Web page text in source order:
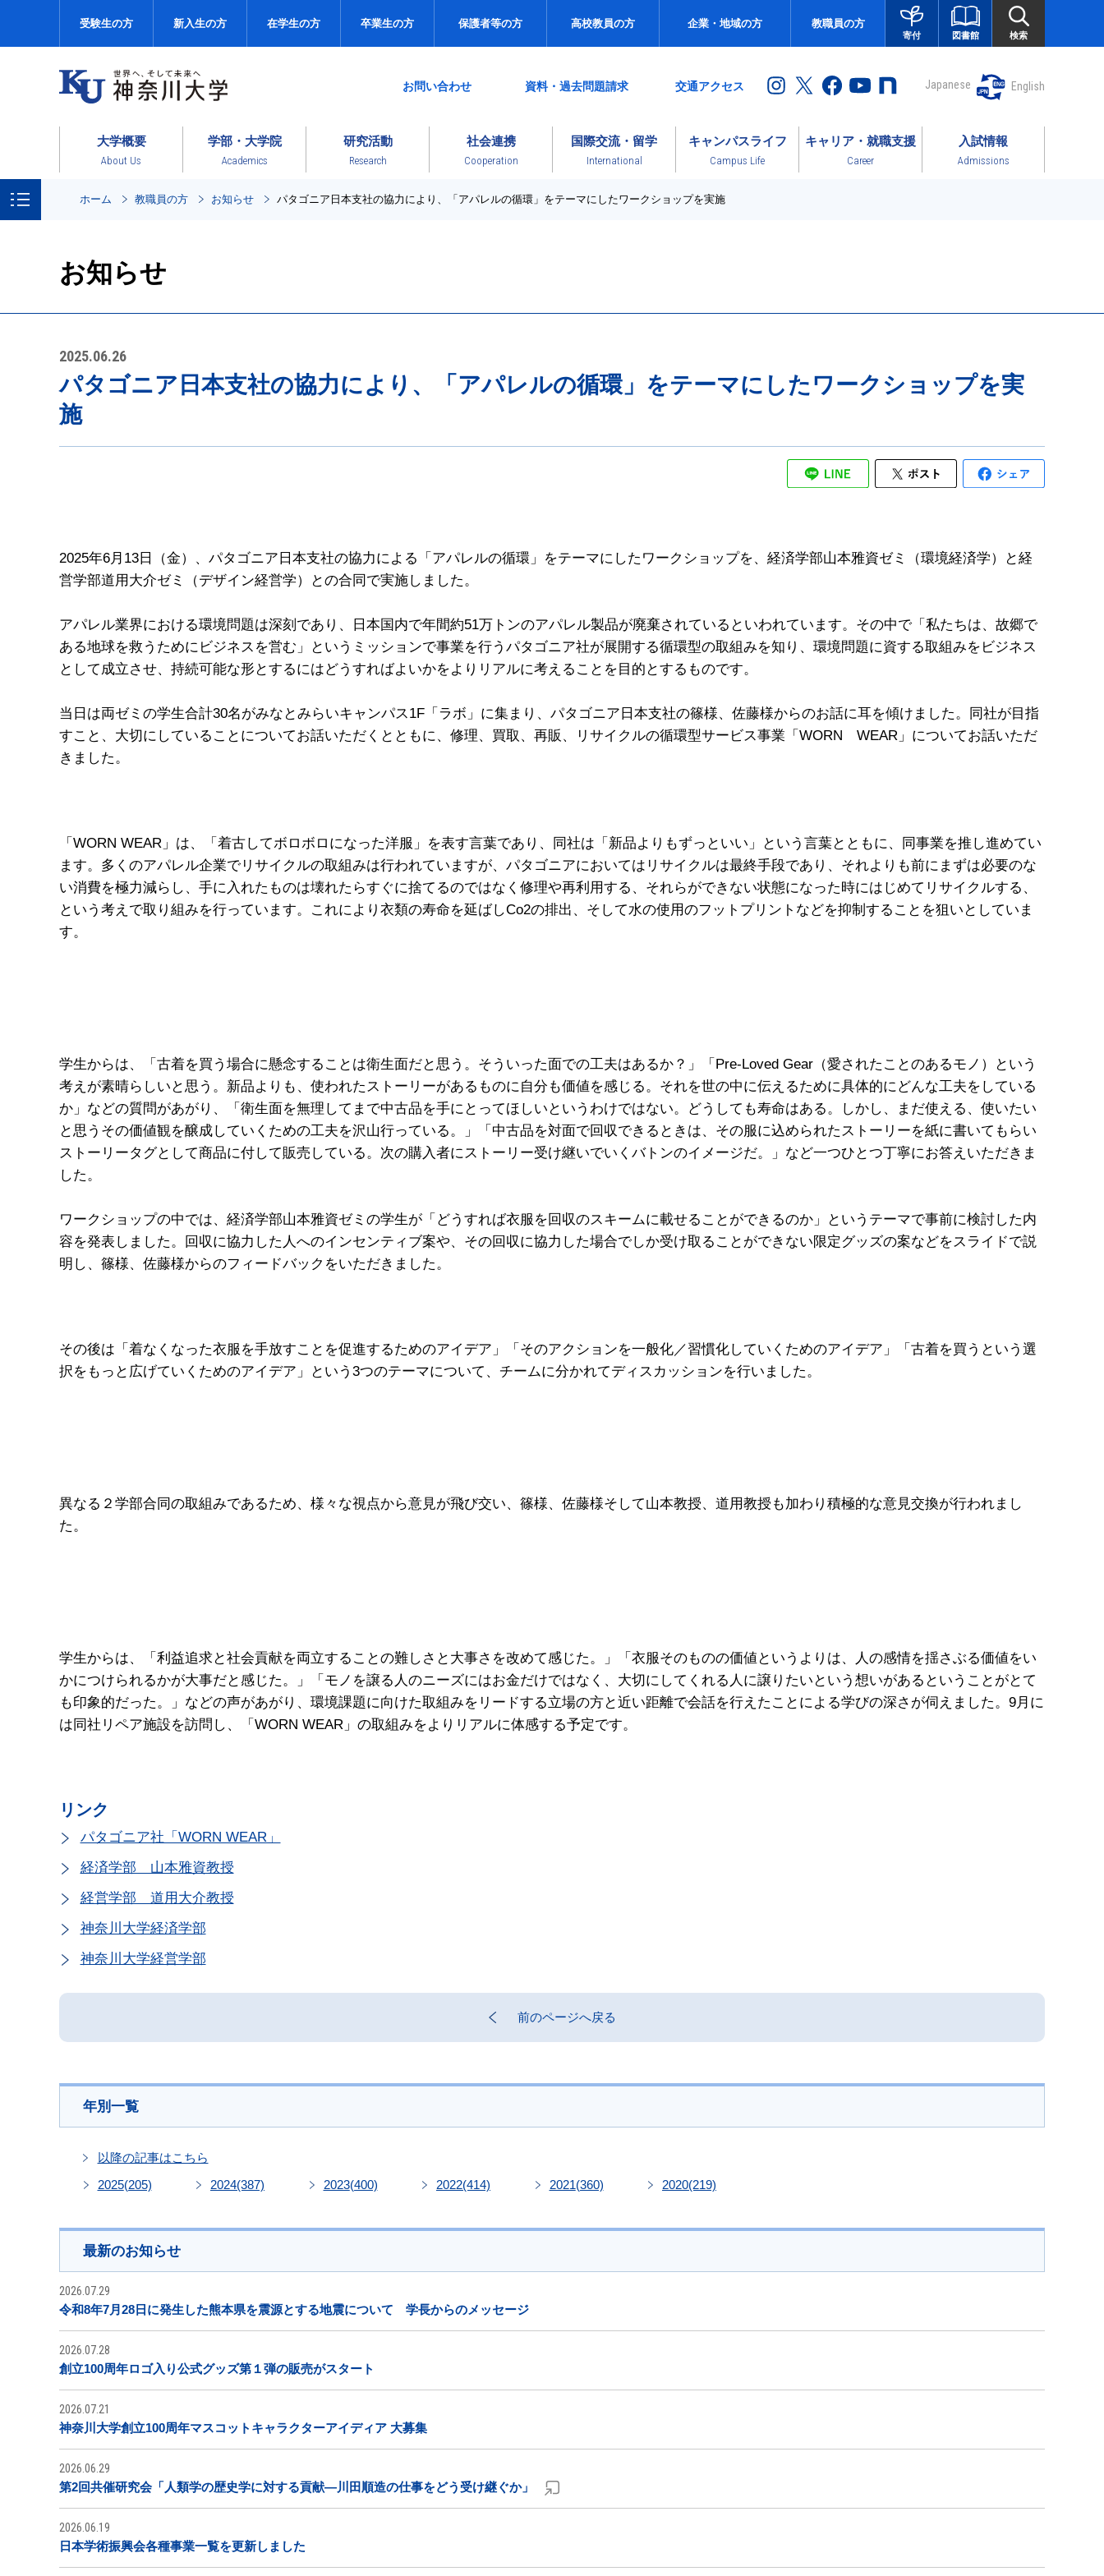
受験生の方 新入生の方 在学生の方 卒業生の方 保護者等の方 高校教員の方 企業・地域の方 教職員の方
寄付 図書館 検索
お問い合わせ 資料・過去問題請求 交通アクセス Japanese English
大学概要
About Us
学部・大学院
Academics
研究活動
Research
社会連携
Cooperation
国際交流・留学
International
キャンパスライフ
Campus Life
キャリア・就職支援
Career
入試情報
Admissions
ホーム 教職員の方 お知らせ パタゴニア日本支社の協力により、「アパレルの循環」をテーマにしたワークショップを実施
お知らせ
2025.06.26
パタゴニア日本支社の協力により、「アパレルの循環」をテーマにしたワークショップを実
施
2025年6月13日（金）、パタゴニア日本支社の協力による「アパレルの循環」をテーマにしたワークショップを、経済学部山本雅資ゼミ（環境経済学）と経
営学部道用大介ゼミ（デザイン経営学）との合同で実施しました。
アパレル業界における環境問題は深刻であり、日本国内で年間約51万トンのアパレル製品が廃棄されているといわれています。その中で「私たちは、故郷で
ある地球を救うためにビジネスを営む」というミッションで事業を行うパタゴニア社が展開する循環型の取組みを知り、環境問題に資する取組みをビジネス
として成立させ、持続可能な形とするにはどうすればよいかをよりリアルに考えることを目的とするものです。
当日は両ゼミの学生合計30名がみなとみらいキャンパス1F「ラボ」に集まり、パタゴニア日本支社の篠様、佐藤様からのお話に耳を傾けました。同社が目指
すこと、大切にしていることについてお話いただくとともに、修理、買取、再販、リサイクルの循環型サービス事業「WORN WEAR」についてお話いただ
きました。
「WORN WEAR」は、「着古してボロボロになった洋服」を表す言葉であり、同社は「新品よりもずっといい」という言葉とともに、同事業を推し進めてい
ます。多くのアパレル企業でリサイクルの取組みは行われていますが、パタゴニアにおいてはリサイクルは最終手段であり、それよりも前にまずは必要のな
い消費を極力減らし、手に入れたものは壊れたらすぐに捨てるのではなく修理や再利用する、それらができない状態になった時にはじめてリサイクルする、
という考えで取り組みを行っています。これにより衣類の寿命を延ばしCo2の排出、そして水の使用のフットプリントなどを抑制することを狙いとしていま
す。
学生からは、「古着を買う場合に懸念することは衛生面だと思う。そういった面での工夫はあるか？」「Pre-Loved Gear（愛されたことのあるモノ）という
考えが素晴らしいと思う。新品よりも、使われたストーリーがあるものに自分も価値を感じる。それを世の中に伝えるために具体的にどんな工夫をしている
か」などの質問があがり、「衛生面を無理してまで中古品を手にとってほしいというわけではない。どうしても寿命はある。しかし、まだ使える、使いたい
と思うその価値観を醸成していくための工夫を沢山行っている。」「中古品を対面で回収できるときは、その服に込められたストーリーを紙に書いてもらい
ストーリータグとして商品に付して販売している。次の購入者にストーリー受け継いでいくバトンのイメージだ。」など一つひとつ丁寧にお答えいただきま
した。
ワークショップの中では、経済学部山本雅資ゼミの学生が「どうすれば衣服を回収のスキームに載せることができるのか」というテーマで事前に検討した内
容を発表しました。回収に協力した人へのインセンティブ案や、その回収に協力した場合でしか受け取ることができない限定グッズの案などをスライドで説
明し、篠様、佐藤様からのフィードバックをいただきました。
その後は「着なくなった衣服を手放すことを促進するためのアイデア」「そのアクションを一般化／習慣化していくためのアイデア」「古着を買うという選
択をもっと広げていくためのアイデア」という3つのテーマについて、チームに分かれてディスカッションを行いました。
異なる２学部合同の取組みであるため、様々な視点から意見が飛び交い、篠様、佐藤様そして山本教授、道用教授も加わり積極的な意見交換が行われまし
た。
学生からは、「利益追求と社会貢献を両立することの難しさと大事さを改めて感じた。」「衣服そのものの価値というよりは、人の感情を揺さぶる価値をい
かにつけられるかが大事だと感じた。」「モノを譲る人のニーズにはお金だけではなく、大切にしてくれる人に譲りたいという想いがあるということがとて
も印象的だった。」などの声があがり、環境課題に向けた取組みをリードする立場の方と近い距離で会話を行えたことによる学びの深さが伺えました。9月に
は同社リペア施設を訪問し、「WORN WEAR」の取組みをよりリアルに体感する予定です。
リンク
パタゴニア社「WORN WEAR」
経済学部 山本雅資教授
経営学部 道用大介教授
神奈川大学経済学部
神奈川大学経営学部
前のページへ戻る
年別一覧
以降の記事はこちら
2025(205) 2024(387) 2023(400) 2022(414) 2021(360) 2020(219)
最新のお知らせ
2026.07.29
令和8年7月28日に発生した熊本県を震源とする地震について 学長からのメッセージ
2026.07.28
創立100周年ロゴ入り公式グッズ第１弾の販売がスタート
2026.07.21
神奈川大学創立100周年マスコットキャラクターアイディア 大募集
2026.06.29
第2回共催研究会「人類学の歴史学に対する貢献―川田順造の仕事をどう受け継ぐか」
2026.06.19
日本学術振興会各種事業一覧を更新しました